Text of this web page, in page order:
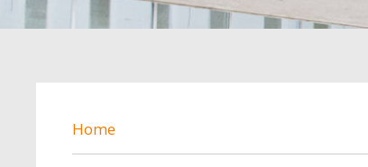
BREADCRUMB
Home